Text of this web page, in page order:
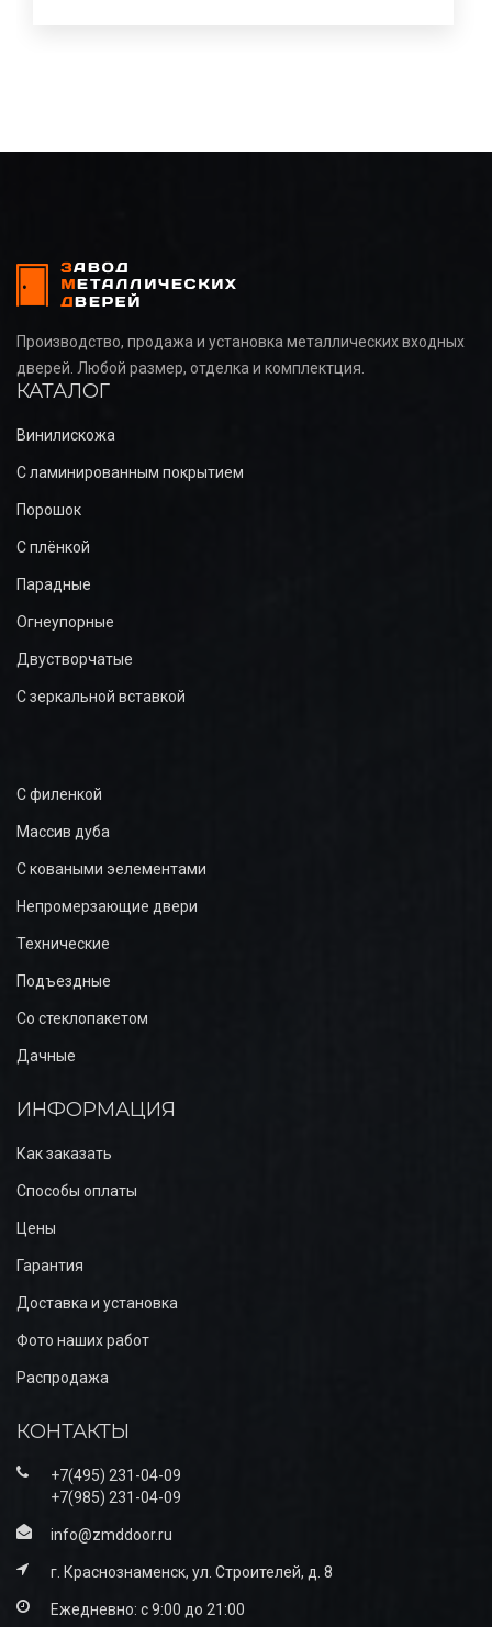
Производство, продажа и установка металлических входных
дверей. Любой размер, отделка и комплектция.
КАТАЛОГ
Винилискожа
С ламинированным покрытием
Порошок
С плёнкой
Парадные
Огнеупорные
Двустворчатые
С зеркальной вставкой
С филенкой
Массив дуба
С коваными эелементами
Непромерзающие двери
Технические
Подъездные
Со стеклопакетом
Дачные
ИНФОРМАЦИЯ
Как заказать
Способы оплаты
Цены
Гарантия
Доставка и установка
Фото наших работ
Распродажа
КОНТАКТЫ
+7(495) 231-04-09
+7(985) 231-04-09
info@zmddoor.ru
г. Краснознаменск, ул. Строителей, д. 8
Ежедневно: с 9:00 до 21:00